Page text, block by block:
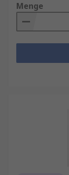
Menge